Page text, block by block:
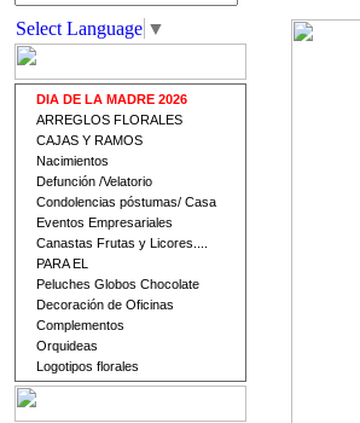
Select Language ▼
DIA DE LA MADRE 2026
ARREGLOS FLORALES
CAJAS Y RAMOS
Nacimientos
Defunción /Velatorio
Condolencias póstumas/ Casa
Eventos Empresariales
Canastas Frutas y Licores....
PARA EL
Peluches Globos Chocolate
Decoración de Oficinas
Complementos
Orquideas
Logotipos florales